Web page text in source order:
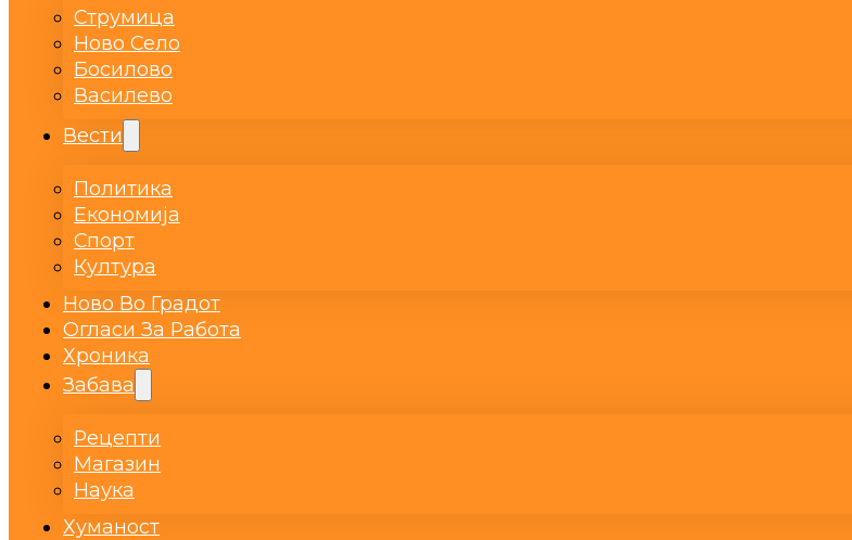
Струмица
Ново Село
Босилово
Василево
Вести
Политика
Економија
Спорт
Култура
Ново Во Градот
Огласи За Работа
Хроника
Забава
Рецепти
Магазин
Наука
Хуманост